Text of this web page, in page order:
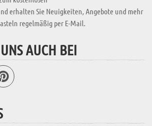
erhalten Sie Neuigkeiten, Angebote und mehr
regelmäßig per E-Mail.
AUCH BEI